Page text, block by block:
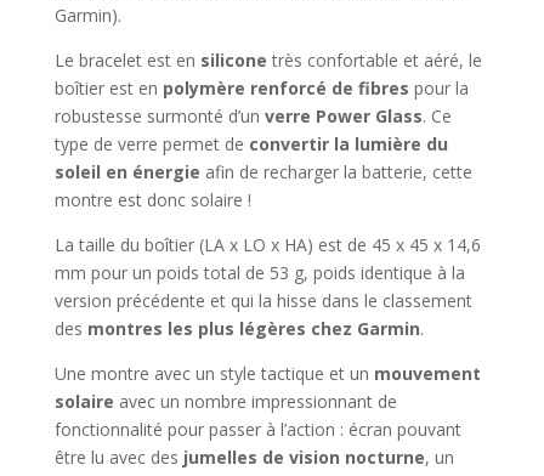
Garmin).
Le bracelet est en silicone très confortable et aéré, le
boîtier est en polymère renforcé de fibres pour la
robustesse surmonté d’un verre Power Glass. Ce
type de verre permet de convertir la lumière du
soleil en énergie afin de recharger la batterie, cette
montre est donc solaire !
La taille du boîtier (LA x LO x HA) est de 45 x 45 x 14,6
mm pour un poids total de 53 g, poids identique à la
version précédente et qui la hisse dans le classement
des montres les plus légères chez Garmin.
Une montre avec un style tactique et un mouvement
solaire avec un nombre impressionnant de
fonctionnalité pour passer à l’action : écran pouvant
être lu avec des jumelles de vision nocturne, un